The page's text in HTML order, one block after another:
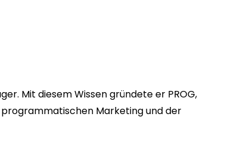
Mit diesem Wissen gründete er PROG,
Marketing und der